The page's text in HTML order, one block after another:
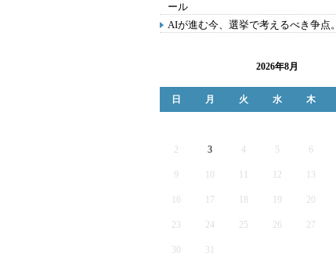
ール
AIが進む今、選挙で考えるべき争点。
2026年8月
日 月 火 水 木
2 3 4 5 6
9 12 13
16 17 19 20
23 24 25 26 27
30 31